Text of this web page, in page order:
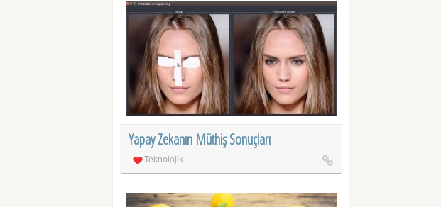
Yapay Zekanın Müthiş Sonuçları
Teknolojik